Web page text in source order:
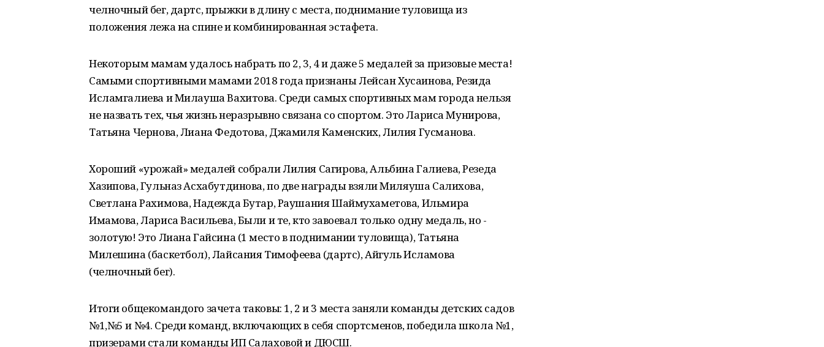
челночный бег, дартс, прыжки в длину с места, поднимание туловища из
положения лежа на спине и комбинированная эстафета.
Некоторым мамам удалось набрать по 2, 3, 4 и даже 5 медалей за призовые места!
Самыми спортивными мамами 2018 года признаны Лейсан Хусаинова, Резида
Исламгалиева и Милауша Вахитова. Среди самых спортивных мам города нельзя
не назвать тех, чья жизнь неразрывно связана со спортом. Это Лариса Мунирова,
Татьяна Чернова, Лиана Федотова, Джамиля Каменских, Лилия Гусманова.
Хороший «урожай» медалей собрали Лилия Сагирова, Альбина Галиева, Резеда
Хазипова, Гульназ Асхабутдинова, по две награды взяли Миляуша Салихова,
Светлана Рахимова, Надежда Бутар, Раушания Шаймухаметова, Ильмира
Имамова, Лариса Васильева, Были и те, кто завоевал только одну медаль, но -
золотую! Это Лиана Гайсина (1 место в поднимании туловища), Татьяна
Милешина (баскетбол), Лайсания Тимофеева (дартс), Айгуль Исламова
(челночный бег).
Итоги общекомандого зачета таковы: 1, 2 и 3 места заняли команды детских садов
№1,№5 и №4. Среди команд, включающих в себя спортсменов, победила школа №1,
призерами стали команды ИП Салаховой и ДЮСШ.